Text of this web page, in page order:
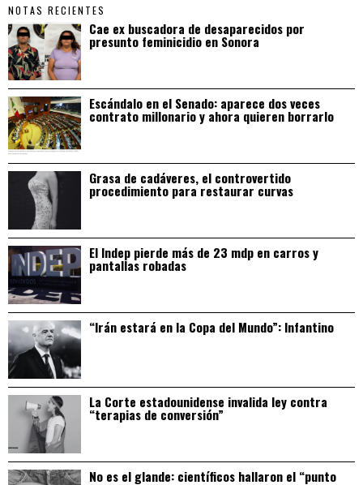
NOTAS RECIENTES
Cae ex buscadora de desaparecidos por
presunto feminicidio en Sonora
Escándalo en el Senado: aparece dos veces
contrato millonario y ahora quieren borrarlo
Grasa de cadáveres, el controvertido
procedimiento para restaurar curvas
El Indep pierde más de 23 mdp en carros y
pantallas robadas
“Irán estará en la Copa del Mundo”: Infantino
La Corte estadounidense invalida ley contra
“terapias de conversión”
No es el glande: científicos hallaron el “punto